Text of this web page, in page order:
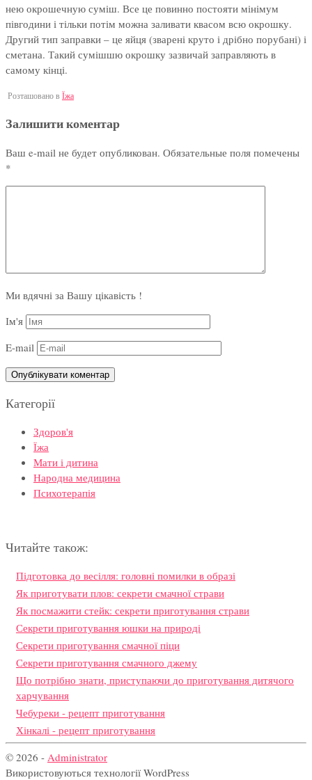
нею окрошечную суміш. Все це повинно постояти мінімум
півгодини і тільки потім можна заливати квасом всю окрошку.
Другий тип заправки – це яйця (зварені круто і дрібно порубані) і
сметана. Такий сумішшю окрошку зазвичай заправляють в
самому кінці.
Розташовано в Їжа
Залишити коментар
Ваш e-mail не будет опубликован. Обязательные поля помечены
*
Ми вдячні за Вашу цікавість !
Ім'я
E-mail
Категорії
Здоров'я
Їжа
Мати і дитина
Народна медицина
Психотерапія
Читайте також:
Підготовка до весілля: головні помилки в образі
Як приготувати плов: секрети смачної страви
Як посмажити стейк: секрети приготування страви
Секрети приготування юшки на природі
Секрети приготування смачної піци
Секрети приготування смачного джему
Що потрібно знати, приступаючи до приготування дитячого
харчування
Чебуреки - рецепт приготування
Хінкалі - рецепт приготування
© 2026 - Administrator
Використовуються технології WordPress